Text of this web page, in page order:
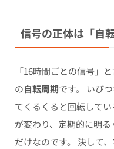
信号の正体は「自転
「16時間ごとの信号」
の自転周期です。 いび
てくるくると回転して
が変わり、定期的に明
だけなのです。 決して